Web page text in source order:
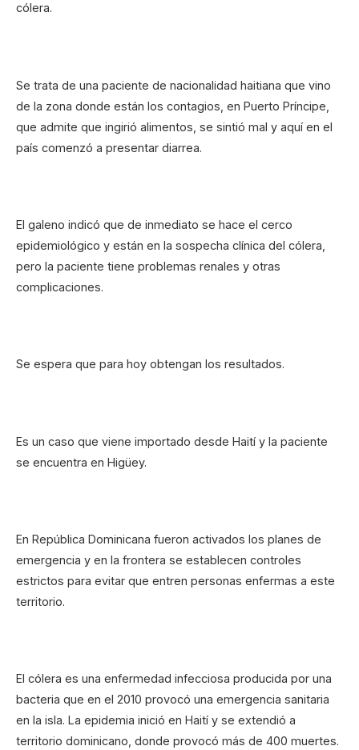
cólera.
Se trata de una paciente de nacionalidad haitiana que vino
de la zona donde están los contagios, en Puerto Príncipe,
que admite que ingirió alimentos, se sintió mal y aquí en el
país comenzó a presentar diarrea.
El galeno indicó que de inmediato se hace el cerco
epidemiológico y están en la sospecha clínica del cólera,
pero la paciente tiene problemas renales y otras
complicaciones.
Se espera que para hoy obtengan los resultados.
Es un caso que viene importado desde Haití y la paciente
se encuentra en Higüey.
En República Dominicana fueron activados los planes de
emergencia y en la frontera se establecen controles
estrictos para evitar que entren personas enfermas a este
territorio.
El cólera es una enfermedad infecciosa producida por una
bacteria que en el 2010 provocó una emergencia sanitaria
en la isla. La epidemia inició en Haití y se extendió a
territorio dominicano, donde provocó más de 400 muertes.